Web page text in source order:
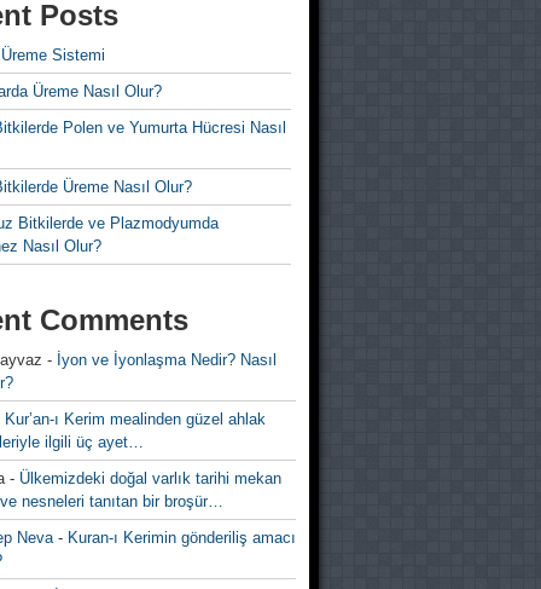
Posts
Sistemi
Üreme Nasıl Olur?
Polen ve Yumurta Hücresi Nasıl
Üreme Nasıl Olur?
Bitkilerde ve Plazmodyumda
Nasıl Olur?
Comments
- İyon ve İyonlaşma Nedir? Nasıl
Kur’an-ı Kerim mealinden güzel ahlak
ilgili üç ayet…
- Ülkemizdeki doğal varlık tarihi mekan
nesneleri tanıtan bir broşür…
Neva- Kuran-ı Kerimin gönderiliş amacı